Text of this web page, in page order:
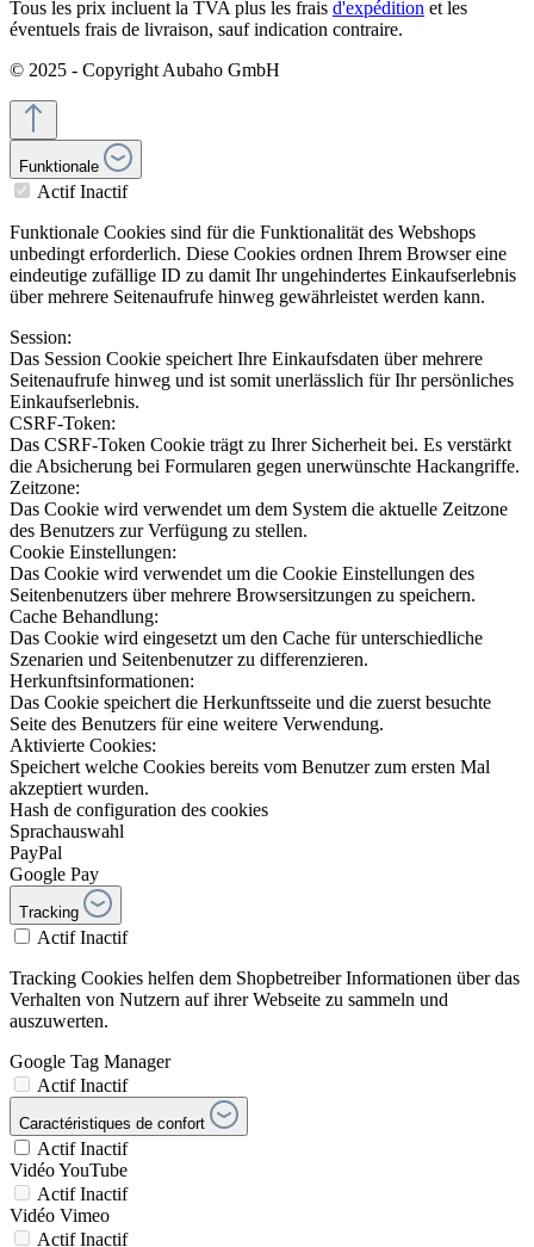
Tous les prix incluent la TVA plus les frais d'expédition et les
éventuels frais de livraison, sauf indication contraire.
© 2025 - Copyright Aubaho GmbH
Funktionale
Actif Inactif
Funktionale Cookies sind für die Funktionalität des Webshops
unbedingt erforderlich. Diese Cookies ordnen Ihrem Browser eine
eindeutige zufällige ID zu damit Ihr ungehindertes Einkaufserlebnis
über mehrere Seitenaufrufe hinweg gewährleistet werden kann.
Session:
Das Session Cookie speichert Ihre Einkaufsdaten über mehrere
Seitenaufrufe hinweg und ist somit unerlässlich für Ihr persönliches
Einkaufserlebnis.
CSRF-Token:
Das CSRF-Token Cookie trägt zu Ihrer Sicherheit bei. Es verstärkt
die Absicherung bei Formularen gegen unerwünschte Hackangriffe.
Zeitzone:
Das Cookie wird verwendet um dem System die aktuelle Zeitzone
des Benutzers zur Verfügung zu stellen.
Cookie Einstellungen:
Das Cookie wird verwendet um die Cookie Einstellungen des
Seitenbenutzers über mehrere Browsersitzungen zu speichern.
Cache Behandlung:
Das Cookie wird eingesetzt um den Cache für unterschiedliche
Szenarien und Seitenbenutzer zu differenzieren.
Herkunftsinformationen:
Das Cookie speichert die Herkunftsseite und die zuerst besuchte
Seite des Benutzers für eine weitere Verwendung.
Aktivierte Cookies:
Speichert welche Cookies bereits vom Benutzer zum ersten Mal
akzeptiert wurden.
Hash de configuration des cookies
Sprachauswahl
PayPal
Google Pay
Tracking
Actif Inactif
Tracking Cookies helfen dem Shopbetreiber Informationen über das
Verhalten von Nutzern auf ihrer Webseite zu sammeln und
auszuwerten.
Google Tag Manager
Actif Inactif
Caractéristiques de confort
Actif Inactif
Vidéo YouTube
Actif Inactif
Vidéo Vimeo
Actif Inactif